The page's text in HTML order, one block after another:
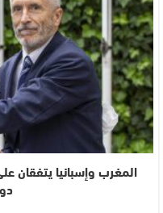
المغرب وإسبانيا يتفقان